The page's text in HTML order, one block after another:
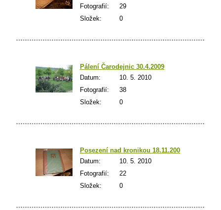
Fotografií:
29
Složek:
0
Pálení­ Čarodejnic 30.4.2009
Datum:
10. 5. 2010
Fotografií:
38
Složek:
0
Posezení nad kronikou 18.11.2009
Datum:
10. 5. 2010
Fotografií:
22
Složek:
0